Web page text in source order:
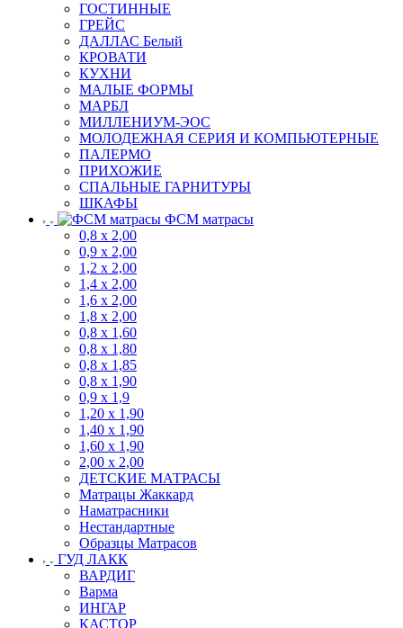
ГОСТИННЫЕ
ГРЕЙС
ДАЛЛАС Белый
КРОВАТИ
КУХНИ
МАЛЫЕ ФОРМЫ
МАРБЛ
МИЛЛЕНИУМ-ЭОС
МОЛОДЕЖНАЯ СЕРИЯ И КОМПЬЮТЕРНЫЕ
ПАЛЕРМО
ПРИХОЖИЕ
СПАЛЬНЫЕ ГАРНИТУРЫ
ШКАФЫ
ФСМ матрасы
0,8 х 2,00
0,9 х 2,00
1,2 х 2,00
1,4 х 2,00
1,6 х 2,00
1,8 х 2,00
0,8 х 1,60
0,8 х 1,80
0,8 х 1,85
0,8 х 1,90
0,9 х 1,9
1,20 х 1,90
1,40 х 1,90
1,60 х 1,90
2,00 х 2,00
ДЕТСКИЕ МАТРАСЫ
Матрацы Жаккард
Наматрасники
Нестандартные
Образцы Матрасов
ГУД ЛАКК
ВАРДИГ
Варма
ИНГАР
КАСТОР